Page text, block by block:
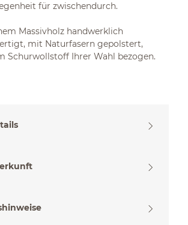
für zwischendurch.
Massivholz handwerklich
mit Naturfasern gepolstert,
Schurwollstoff Ihrer Wahl bezogen.